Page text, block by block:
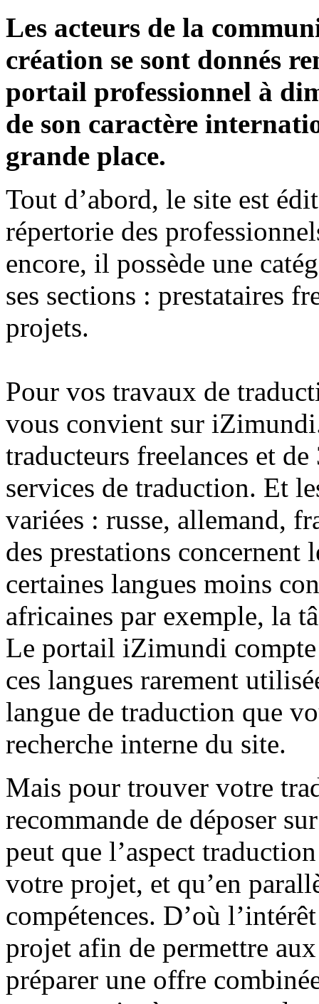
Les acteurs de la
création se sont donnés
portail professionnel à
de son caractère
grande place.
Tout d’abord, le site est
répertorie des
encore, il possède une
ses sections : prestataires
projets.
Pour vos travaux de
vous convient sur
traducteurs freelances et
services de traduction. Et
variées : russe, allemand,
des prestations concernent
certaines langues moins
africaines par exemple, la
Le portail iZimundi compte
ces langues rarement
langue de traduction que
recherche interne du site.
Mais pour trouver votre
recommande de déposer
peut que l’aspect
votre projet, et qu’en
compétences. D’où
projet afin de permettre
préparer une offre